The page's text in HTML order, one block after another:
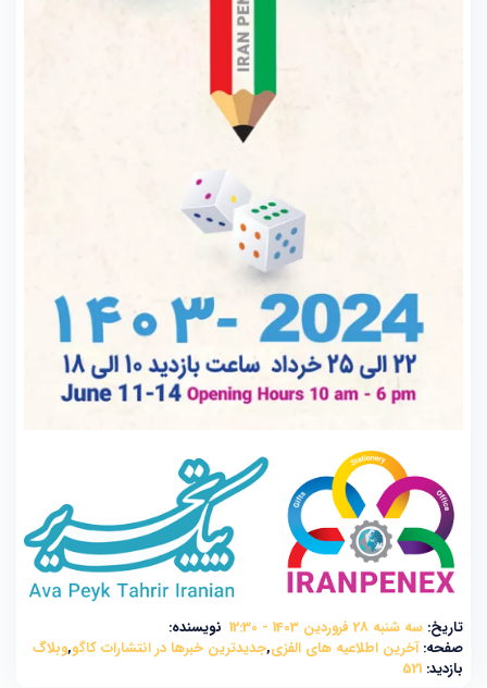
تاریخ: سه شنبه 28 فروردین 1403 - 12:30
نویسنده:
صفحه:آخرین اطلاعیه های الفزی,جدیدترین خبرها در انتشارات کاگو,وبلاگ
بازدید: 521